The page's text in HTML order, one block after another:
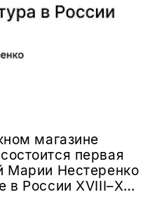
магазине
первая
Марии Нестеренко
в России XVIII–XX